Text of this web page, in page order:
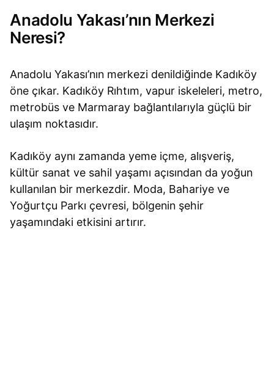
Anadolu Yakası’nın Merkezi
Neresi?
Anadolu Yakası’nın merkezi denildiğinde Kadıköy
öne çıkar. Kadıköy Rıhtım, vapur iskeleleri, metro,
metrobüs ve Marmaray bağlantılarıyla güçlü bir
ulaşım noktasıdır.
Kadıköy aynı zamanda yeme içme, alışveriş,
kültür sanat ve sahil yaşamı açısından da yoğun
kullanılan bir merkezdir. Moda, Bahariye ve
Yoğurtçu Parkı çevresi, bölgenin şehir
yaşamındaki etkisini artırır.